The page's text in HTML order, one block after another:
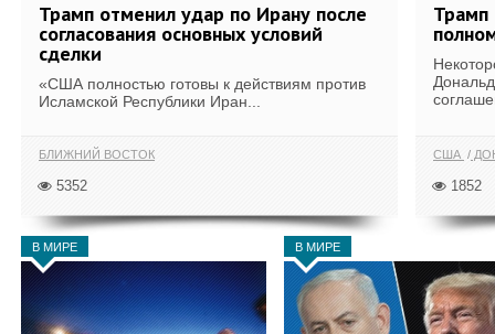
Трамп отменил удар по Ирану после
согласования основных условий
сделки
«США полностью готовы к действиям против
Исламской Республики Иран...
БЛИЖНИЙ ВОСТОК
5352
Трамп
США
1852
В МИРЕ В МИРЕ